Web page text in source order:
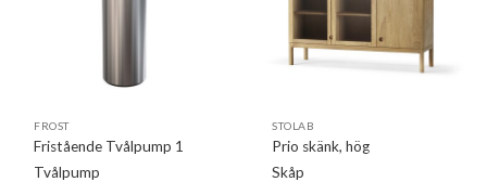
FROST
Fristående Tvålpump 1
Tvålpump
STOLAB
Prio skänk, hög
Skåp